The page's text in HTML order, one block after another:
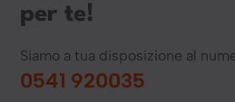
per te!
Siamo a tua disposizione al
0541 920035